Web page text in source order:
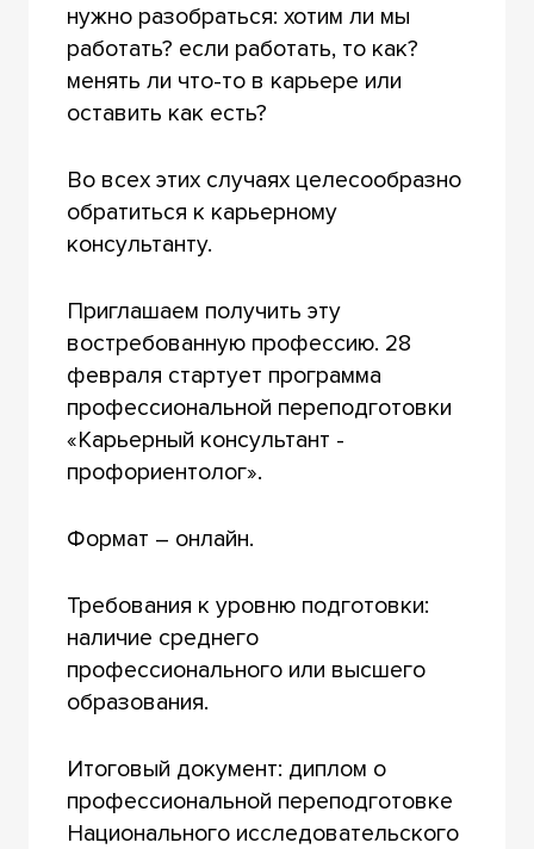
нужно разобраться: хотим ли мы
работать? если работать, то как?
менять ли что-то в карьере или
оставить как есть?
Во всех этих случаях целесообразно
обратиться к карьерному
консультанту.
Приглашаем получить эту
востребованную профессию. 28
февраля стартует программа
профессиональной переподготовки
«Карьерный консультант -
профориентолог».
Формат – онлайн.
Требования к уровню подготовки:
наличие среднего
профессионального или высшего
образования.
Итоговый документ: диплом о
профессиональной переподготовке
Национального исследовательского